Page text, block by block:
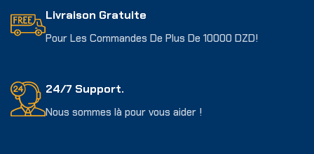
Livraison Gratuite
Pour Les Commandes De Plus De 10000 DZD!
24/7 Support.
Nous sommes là pour vous aider !